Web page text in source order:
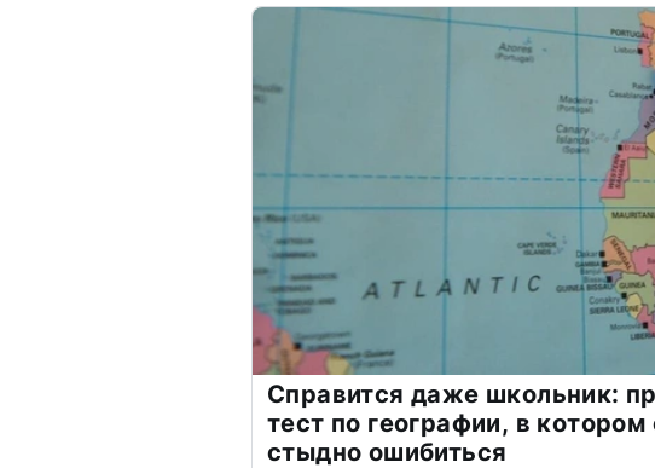
Справится даже школьник:
тест по географии, в котором
стыдно ошибиться